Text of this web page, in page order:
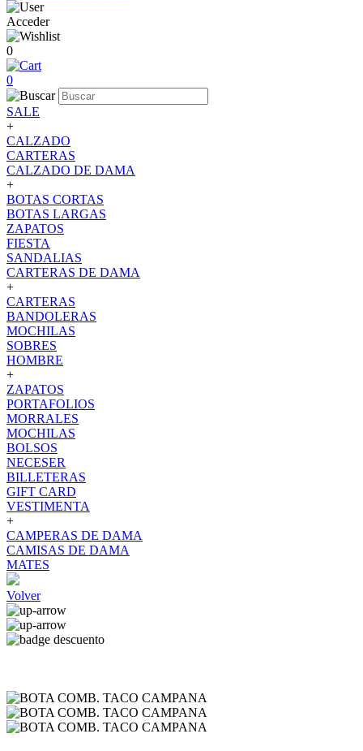
Acceder
0
0
SALE
+
CALZADO
CARTERAS
CALZADO DE DAMA
+
BOTAS CORTAS
BOTAS LARGAS
ZAPATOS
FIESTA
SANDALIAS
CARTERAS DE DAMA
+
CARTERAS
BANDOLERAS
MOCHILAS
SOBRES
HOMBRE
+
ZAPATOS
PORTAFOLIOS
MORRALES
MOCHILAS
BOLSOS
NECESER
BILLETERAS
GIFT CARD
VESTIMENTA
+
CAMPERAS DE DAMA
CAMISAS DE DAMA
MATES
Volver